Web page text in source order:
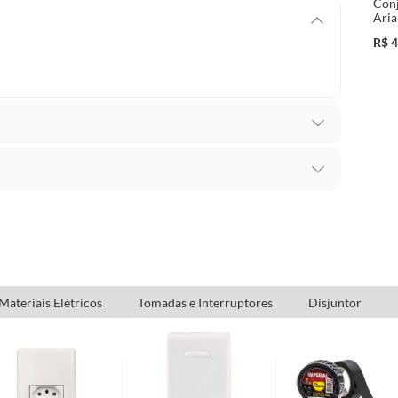
o produto impróprio ou inadequado ao consumo
se é durável ou não durável.
não é destruído pelo consumo; há o desgaste
R$
Elétricos Tomadas e Interruptores Disjuntor